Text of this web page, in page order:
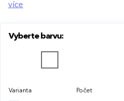
technologii potisku s ohledem
více
Vyberte barvu:
Varianta Počet